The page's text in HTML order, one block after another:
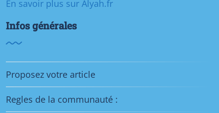
En savoir plus sur Alyah.fr
Infos générales
Proposez votre article
Regles de la communauté :